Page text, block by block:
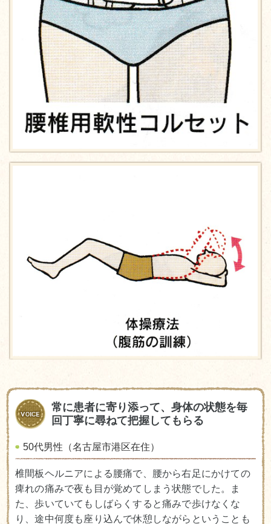
常に患者に寄り添って、身体の状態を毎
回丁寧に尋ねて把握してもらる
50代男性（名古屋市港区在住）
椎間板ヘルニアによる腰痛で、腰から右足にかけての
痺れの痛みで夜も目が覚めてしまう状態でした。ま
た、歩いていてもしばらくすると痛みで歩けなくな
り、途中何度も座り込んで休憩しながらということも